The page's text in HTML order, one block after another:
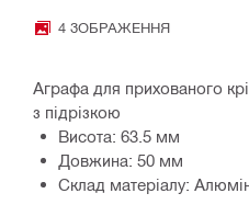
4 ЗОБРАЖЕННЯ
Аграфа для прихованого
з підрізкою
Висота: 63.5 мм
Довжина: 50 мм
Склад матеріалу: